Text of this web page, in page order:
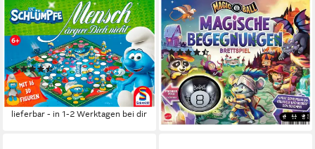
SCHMIDT SPIELE
Spiel Mensch ärgere Dich
nicht®, Die Schlümpfe,
Familienspiel
(17)
ab 34,73 € UVP39,99 €
-13%
lieferbar - in 1-2 Werktagen bei dir
MATTEL GAMES
Spiel Magic 8 Ball - Magische
Begegnungen, Familienspiel
(25)
ab 24,98 € UVP31,99 €
-22%
lieferbar - in 2-3 Werktagen bei dir